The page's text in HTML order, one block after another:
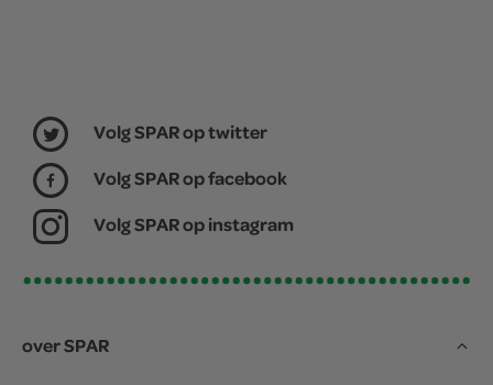
Volg SPAR op twitter
Volg SPAR op facebook
Volg SPAR op instagram
over SPAR